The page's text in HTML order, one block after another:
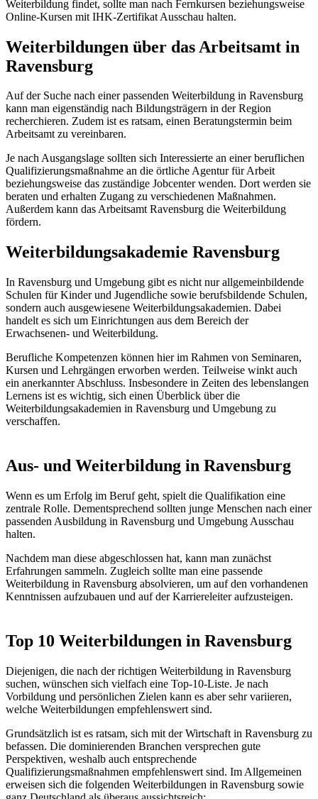
Weiterbildung findet, sollte man nach Fernkursen beziehungsweise
Online-Kursen mit IHK-Zertifikat Ausschau halten.
Weiterbildungen über das Arbeitsamt in
Ravensburg
Auf der Suche nach einer passenden Weiterbildung in Ravensburg
kann man eigenständig nach Bildungsträgern in der Region
recherchieren. Zudem ist es ratsam, einen Beratungstermin beim
Arbeitsamt zu vereinbaren.
Je nach Ausgangslage sollten sich Interessierte an einer beruflichen
Qualifizierungsmaßnahme an die örtliche Agentur für Arbeit
beziehungsweise das zuständige Jobcenter wenden. Dort werden sie
beraten und erhalten Zugang zu verschiedenen Maßnahmen.
Außerdem kann das Arbeitsamt Ravensburg die Weiterbildung
fördern.
Weiterbildungsakademie Ravensburg
In Ravensburg und Umgebung gibt es nicht nur allgemeinbildende
Schulen für Kinder und Jugendliche sowie berufsbildende Schulen,
sondern auch ausgewiesene Weiterbildungsakademien. Dabei
handelt es sich um Einrichtungen aus dem Bereich der
Erwachsenen- und Weiterbildung.
Berufliche Kompetenzen können hier im Rahmen von Seminaren,
Kursen und Lehrgängen erworben werden. Teilweise winkt auch
ein anerkannter Abschluss. Insbesondere in Zeiten des lebenslangen
Lernens ist es wichtig, sich einen Überblick über die
Weiterbildungsakademien in Ravensburg und Umgebung zu
verschaffen.
Aus- und Weiterbildung in Ravensburg
Wenn es um Erfolg im Beruf geht, spielt die Qualifikation eine
zentrale Rolle. Dementsprechend sollten junge Menschen nach einer
passenden Ausbildung in Ravensburg und Umgebung Ausschau
halten.
Nachdem man diese abgeschlossen hat, kann man zunächst
Erfahrungen sammeln. Zugleich sollte man eine passende
Weiterbildung in Ravensburg absolvieren, um auf den vorhandenen
Kenntnissen aufzubauen und auf der Karriereleiter aufzusteigen.
Top 10 Weiterbildungen in Ravensburg
Diejenigen, die nach der richtigen Weiterbildung in Ravensburg
suchen, wünschen sich vielfach eine Top-10-Liste. Je nach
Vorbildung und persönlichen Zielen kann es aber sehr variieren,
welche Weiterbildungen empfehlenswert sind.
Grundsätzlich ist es ratsam, sich mit der Wirtschaft in Ravensburg zu
befassen. Die dominierenden Branchen versprechen gute
Perspektiven, weshalb auch entsprechende
Qualifizierungsmaßnahmen empfehlenswert sind. Im Allgemeinen
erweisen sich die folgenden Weiterbildungen in Ravensburg sowie